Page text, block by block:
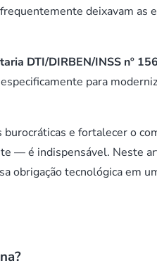
deixavam as
DTI/DIRBEN/INSS nº
para
e fortalecer o
— é indispensável. Neste
obrigação tecnológica em